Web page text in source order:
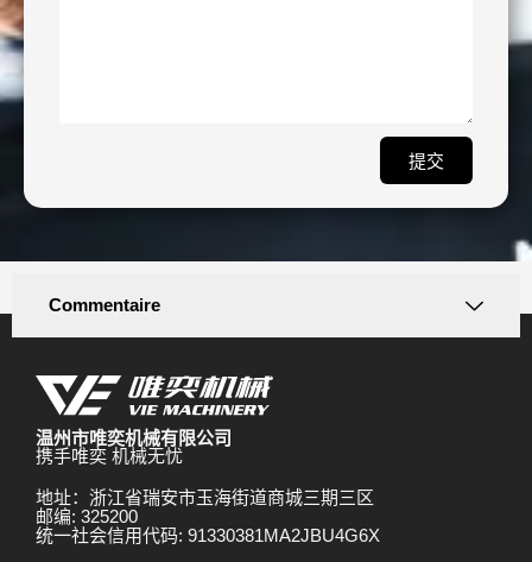
提交
Commentaire
温州市唯奕机械有限公司
携手唯奕 机械无忧
地址：浙江省瑞安市玉海街道商城三期三区
邮编: 325200
统一社会信用代码: 91330381MA2JBU4G6X